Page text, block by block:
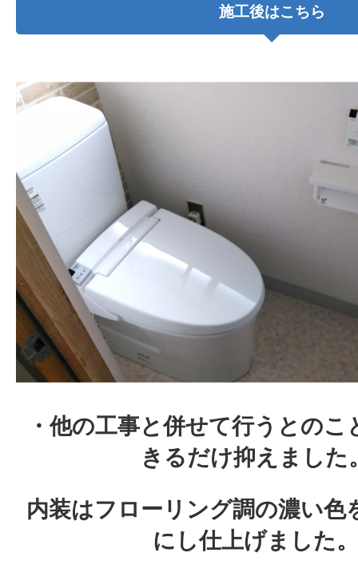
施工後はこちら
・他の工事と併せて行うとのこ
きるだけ抑えました
内装はフローリング調の濃い色
にし仕上げました。